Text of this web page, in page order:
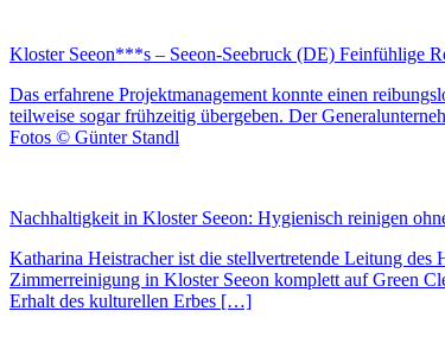
Kloster Seeon***s – Seeon-Seebruck (DE) Feinfühlige
Das erfahrene Projektmanagement konnte einen
teilweise sogar frühzeitig übergeben. Der
Fotos © Günter Standl
Nachhaltigkeit in Kloster Seeon: Hygienisch reinigen
Katharina Heistracher ist die stellvertretende Leitung des
Zimmerreinigung in Kloster Seeon komplett auf Green
Erhalt des kulturellen Erbes […]